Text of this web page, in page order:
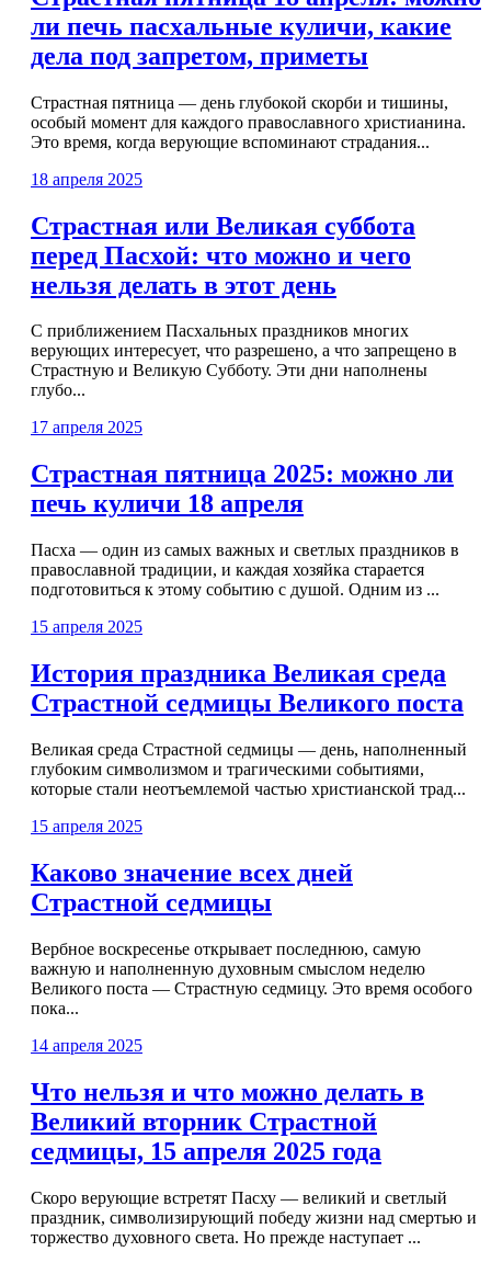
ли печь пасхальные куличи, какие
дела под запретом, приметы
Страстная пятница — день глубокой скорби и тишины,
особый момент для каждого православного христианина.
Это время, когда верующие вспоминают страдания...
18 апреля 2025
Страстная или Великая суббота
перед Пасхой: что можно и чего
нельзя делать в этот день
С приближением Пасхальных праздников многих
верующих интересует, что разрешено, а что запрещено в
Страстную и Великую Субботу. Эти дни наполнены
глубо...
17 апреля 2025
Страстная пятница 2025: можно ли
печь куличи 18 апреля
Пасха — один из самых важных и светлых праздников в
православной традиции, и каждая хозяйка старается
подготовиться к этому событию с душой. Одним из ...
15 апреля 2025
История праздника Великая среда
Страстной седмицы Великого поста
Великая среда Страстной седмицы — день, наполненный
глубоким символизмом и трагическими событиями,
которые стали неотъемлемой частью христианской трад...
15 апреля 2025
Каково значение всех дней
Страстной седмицы
Вербное воскресенье открывает последнюю, самую
важную и наполненную духовным смыслом неделю
Великого поста — Страстную седмицу. Это время особого
пока...
14 апреля 2025
Что нельзя и что можно делать в
Великий вторник Страстной
седмицы, 15 апреля 2025 года
Скоро верующие встретят Пасху — великий и светлый
праздник, символизирующий победу жизни над смертью и
торжество духовного света. Но прежде наступает ...